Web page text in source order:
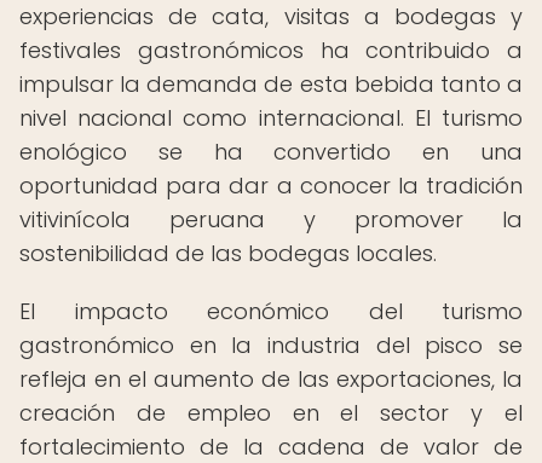
experiencias de cata, visitas a bodegas y
festivales gastronómicos ha contribuido a
impulsar la demanda de esta bebida tanto a
nivel nacional como internacional. El turismo
enológico se ha convertido en una
oportunidad para dar a conocer la tradición
vitivinícola peruana y promover la
sostenibilidad de las bodegas locales.
El impacto económico del turismo
gastronómico en la industria del pisco se
refleja en el aumento de las exportaciones, la
creación de empleo en el sector y el
fortalecimiento de la cadena de valor de